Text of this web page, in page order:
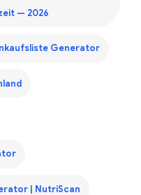
— 2026
Generator
| NutriScan